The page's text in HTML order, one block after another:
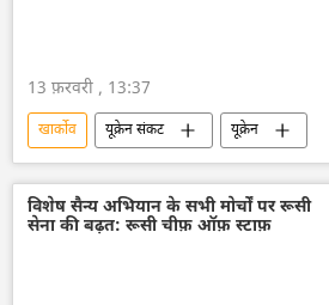
13 फ़रवरी , 13:37
खार्कोव यूक्रेन संकट
यूक्रेन
यूक्रेन सशस्त्र बल
रूस
रूसी सेना
M113 बख्तरबंद कार्मिक वाहक
विशेष सैन्य अभियान के सभी मोर्चों पर रूसी
सेना की बढ़त: रूसी चीफ़ ऑफ़ स्टाफ़